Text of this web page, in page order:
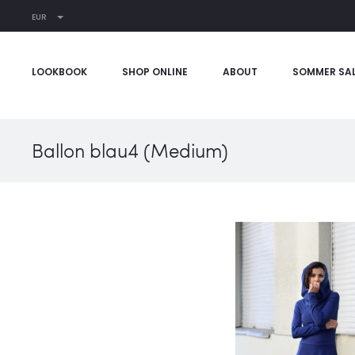
EUR
LOOKBOOK SHOP ONLINE ABOUT SOMMER
Ballon blau4 (Medium)